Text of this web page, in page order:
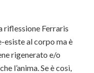
riflessione Ferraris
esiste al corpo ma è
rigenerato e/o
l’anima. Se è così,